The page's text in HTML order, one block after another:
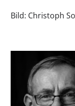
Bild: Christoph